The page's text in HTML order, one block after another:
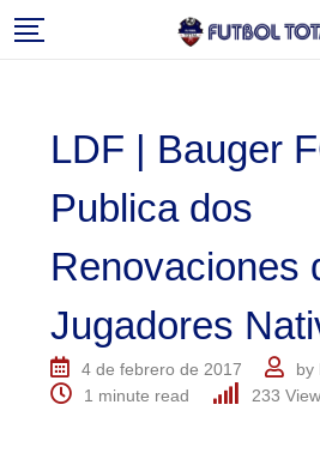
LDF | Bauger
Publica dos
Renovaciones
Jugadores
4 de febrero de 2017 by
1 minute read
233